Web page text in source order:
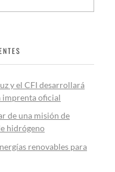
y el CFI desarrollará
imprenta oficial
de una misión de
hidrógeno
renovables para